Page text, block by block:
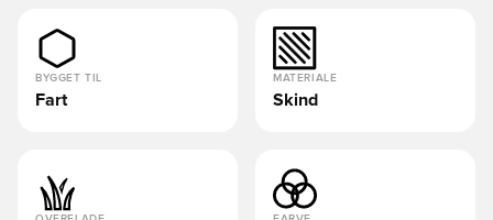
BYGGET TIL
Fart
MATERIALE
Skind